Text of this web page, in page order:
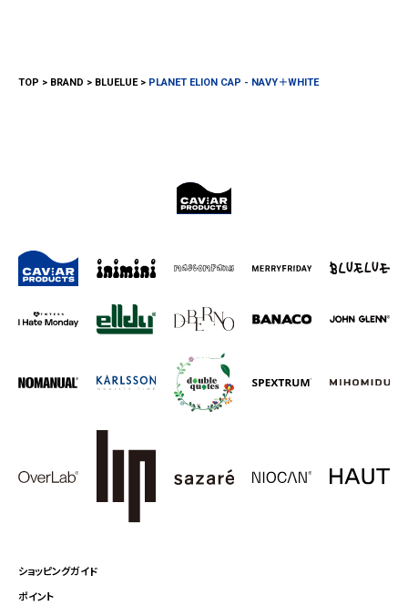
TOP BRAND BLUELUE PLANET ELION CAP - NAVY＋WHITE
ショッピングガイド
ポイント